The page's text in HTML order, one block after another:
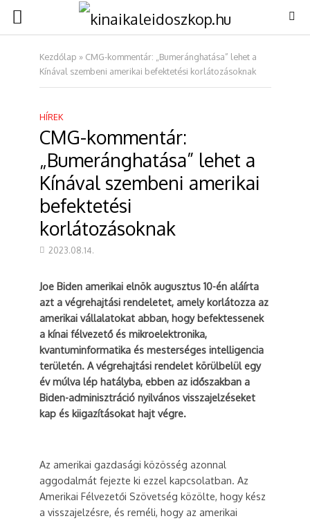
Kezdőlap » CMG-kommentár: „Bumeránghatása” lehet a
Kínával szembeni amerikai befektetési korlátozásoknak
HÍREK
CMG-kommentár:
„Bumeránghatása” lehet a
Kínával szembeni amerikai
befektetési
korlátozásoknak
2023.08.14.
Joe Biden amerikai elnök augusztus 10-én aláírta
azt a végrehajtási rendeletet, amely korlátozza az
amerikai vállalatokat abban, hogy befektessenek
a kínai félvezető és mikroelektronika,
kvantuminformatika és mesterséges intelligencia
területén. A végrehajtási rendelet körülbelül egy
év múlva lép hatályba, ebben az időszakban a
Biden-adminisztráció nyilvános visszajelzéseket
kap és kiigazításokat hajt végre.
Az amerikai gazdasági közösség azonnal
aggodalmát fejezte ki ezzel kapcsolatban. Az
Amerikai Félvezetői Szövetség közölte, hogy kész
a visszajelzésre, és reméli, hogy az amerikai